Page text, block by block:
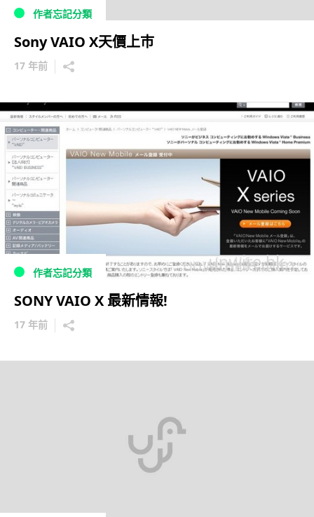
作者忘記分類
Sony VAIO X天價上巿
17 年前
作者忘記分類
SONY VAIO X 最新情報!
17 年前